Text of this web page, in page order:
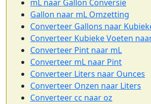
mL naar Gallon Conversie
Gallon naar mL Omzetting
Converteer Gallons naar
Converteer Kubieke Voeten
Converteer Pint naar mL
Converteer mL naar Pint
Converteer Liters naar Ounces
Converteer Onzen naar Liters
Converteer cc naar oz